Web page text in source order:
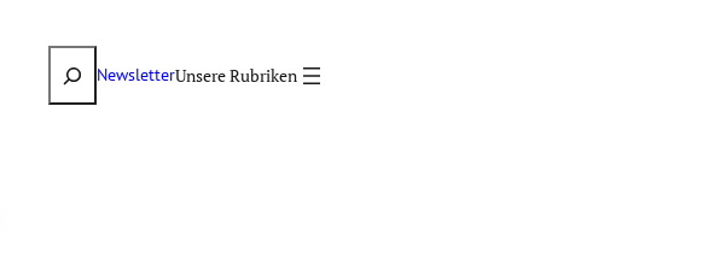
SuchenNewsletter